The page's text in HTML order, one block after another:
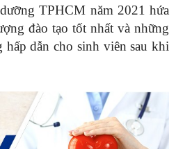
TPHCM năm 2021 hứa
đào tạo tốt nhất và những
dẫn cho sinh viên sau khi